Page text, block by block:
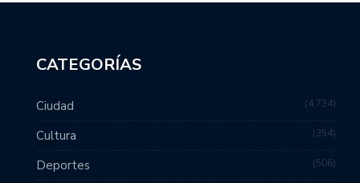
CATEGORÍAS
Ciudad 4,734
Cultura 354
Deportes 506